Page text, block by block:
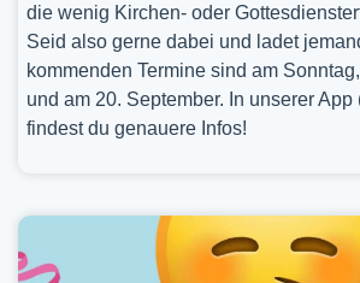
die wenig Kirchen- oder
Seid also gerne dabei und ladet
kommenden Termine sind am
und am 20. September. In unserer
findest du genauere Infos!